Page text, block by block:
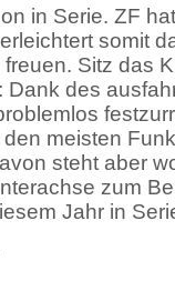
in Serie. ZF
somit
Sitz das
Dank des
meisten
steht aber
zum
Jahr in